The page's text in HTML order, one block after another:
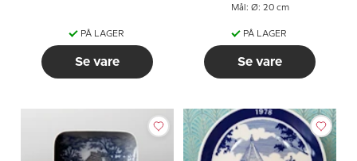
PÅ LAGER
Se vare
Mål: Ø: 20 cm
PÅ LAGER
Se vare